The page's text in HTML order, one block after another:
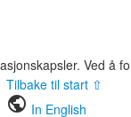
Tilbake til start ⇧
public In English
Ved å